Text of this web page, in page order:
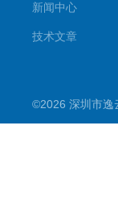
新闻中心
技术文章
©2026 深圳市